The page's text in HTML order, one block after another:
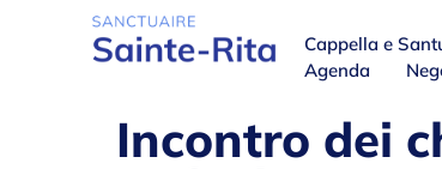
Cappella e
Agenda
Incontro dei